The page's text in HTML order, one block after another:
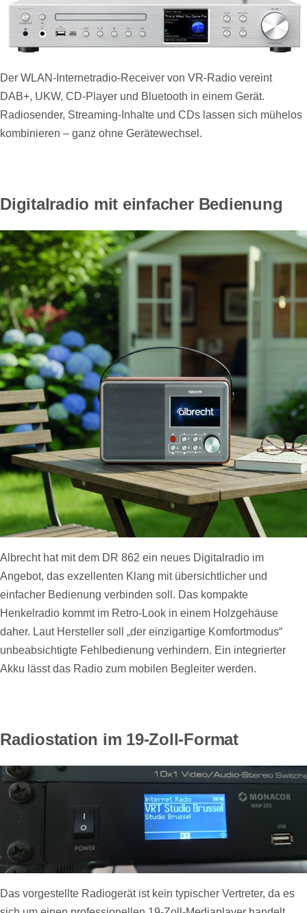
Der WLAN-Internetradio-Receiver von VR-Radio vereint
DAB+, UKW, CD-Player und Bluetooth in einem Gerät.
Radiosender, Streaming-Inhalte und CDs lassen sich mühelos
kombinieren – ganz ohne Gerätewechsel.
Digitalradio mit einfacher Bedienung
Albrecht hat mit dem DR 862 ein neues Digitalradio im
Angebot, das exzellenten Klang mit übersichtlicher und
einfacher Bedienung verbinden soll. Das kompakte
Henkelradio kommt im Retro-Look in einem Holzgehäuse
daher. Laut Hersteller soll „der einzigartige Komfortmodus“
unbeabsichtigte Fehlbedienung verhindern. Ein integrierter
Akku lässt das Radio zum mobilen Begleiter werden.
Radiostation im 19-Zoll-Format
Das vorgestellte Radiogerät ist kein typischer Vertreter, da es